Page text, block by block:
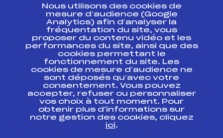
Ressources
Pass’Neige
Projet sportif fédéral
Projet de performance fédéral
Antidopage
Pôle Développement, Formation, Suivi
Scientifique
Listes ministérielles
Pôle vie de l’athlète
Enseignement professionnel
Nous utilisons des cookies de
mesure d’audience (Google
Analytics) afin d’analyser la
fréquentation du site, vous
proposer du contenu vidéo et les
performances du site, ainsi que des
cookies permettant le
fonctionnement du site. Les
cookies de mesure d’audience ne
sont déposés qu’avec votre
consentement. Vous pouvez
accepter, refuser ou personnaliser
vos choix à tout moment. Pour
obtenir plus d'informations sur
notre gestion des cookies, cliquez
ici.